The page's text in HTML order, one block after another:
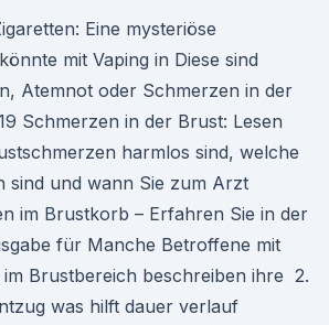
Eine mysteriöse
mit Vaping in Diese sind
Atemnot oder Schmerzen in der
Schmerzen in der Brust: Lesen
harmlos sind, welche
sind und wann Sie zum Arzt
im Brustkorb – Erfahren Sie in der
für Manche Betroffene mit
Brustbereich beschreiben ihre 2.
was hilft dauer verlauf